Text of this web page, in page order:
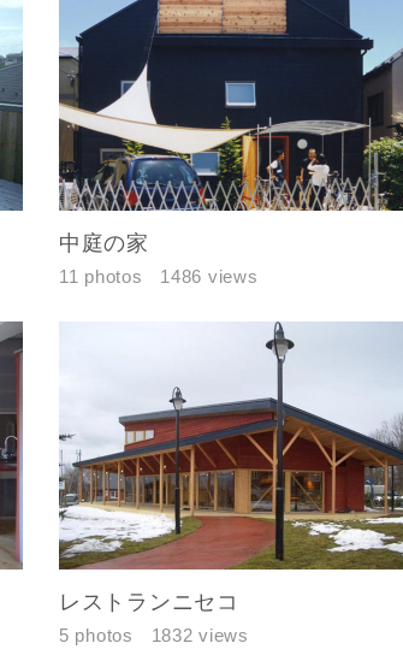
中庭の家
11 photos 1486 views
レストランニセコ
5 photos 1832 views
郵便番号
都道府県